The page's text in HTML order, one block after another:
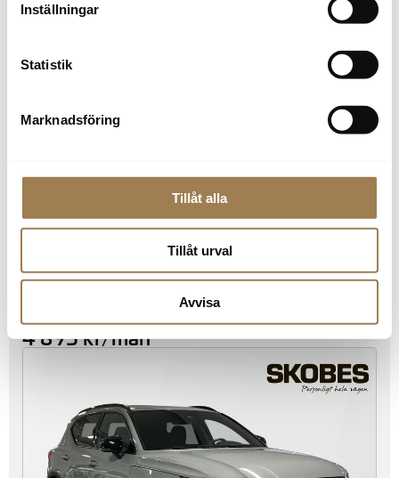
Inställningar
Statistik
Marknadsföring
Tillåt alla
Tillåt urval
Avvisa
Vetlanda
94 600kr